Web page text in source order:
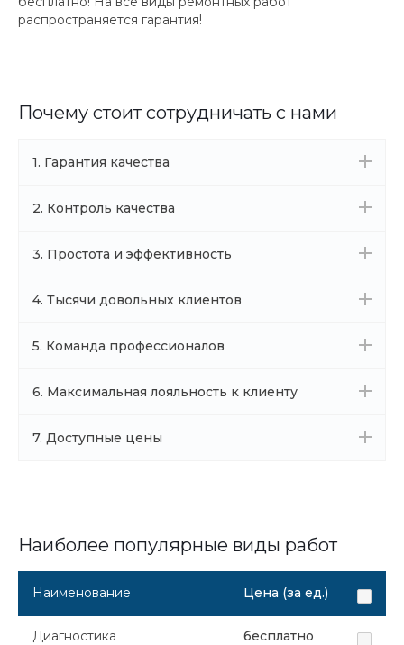
распространяется гарантия!
Почему стоит сотрудничать с нами
1. Гарантия качества
2. Контроль качества
3. Простота и эффективность
4. Тысячи довольных клиентов
5. Команда профессионалов
6. Максимальная лояльность к клиенту
7. Доступные цены
Наиболее популярные виды работ
Наименование Цена (за ед.)
Диагностика бесплатно